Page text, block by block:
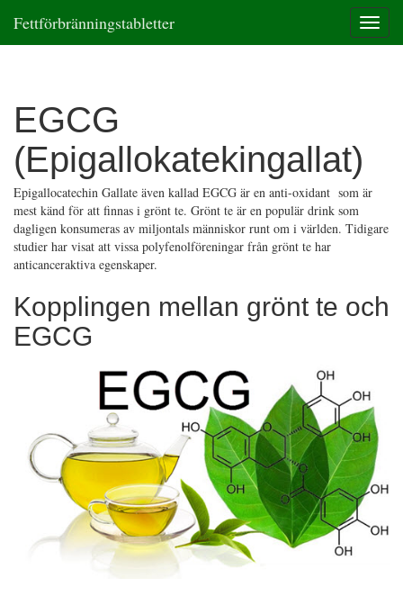
T
o
t
Fettförbränningstabletter
EGCG
(Epigallokatekingallat)
Epigallocatechin Gallate även kallad EGCG är en anti-oxidant som är
mest känd för att finnas i grönt te. Grönt te är en populär drink som
dagligen konsumeras av miljontals människor runt om i världen. Tidigare
studier har visat att vissa polyfenolföreningar från grönt te har
anticanceraktiva egenskaper.
Kopplingen mellan grönt te och
EGCG